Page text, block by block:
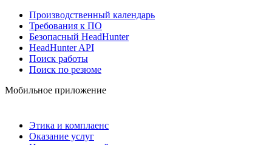
Производственный календарь
Требования к ПО
Безопасный HeadHunter
HeadHunter API
Поиск работы
Поиск по резюме
Мобильное приложение
Этика и комплаенс
Оказание услуг